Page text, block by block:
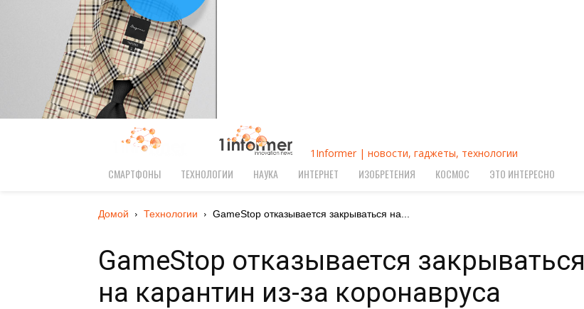
1Informer | новости, гаджеты, технологии
СМАРТФОНЫ ТЕХНОЛОГИИ НАУКА ИНТЕРНЕТ ИЗОБРЕТЕНИЯ КОСМОС ЭТО ИНТЕРЕСНО
Домой Технологии GameStop отказывается закрываться на...
GameStop отказывается закрываться
на карантин из-за коронавруса